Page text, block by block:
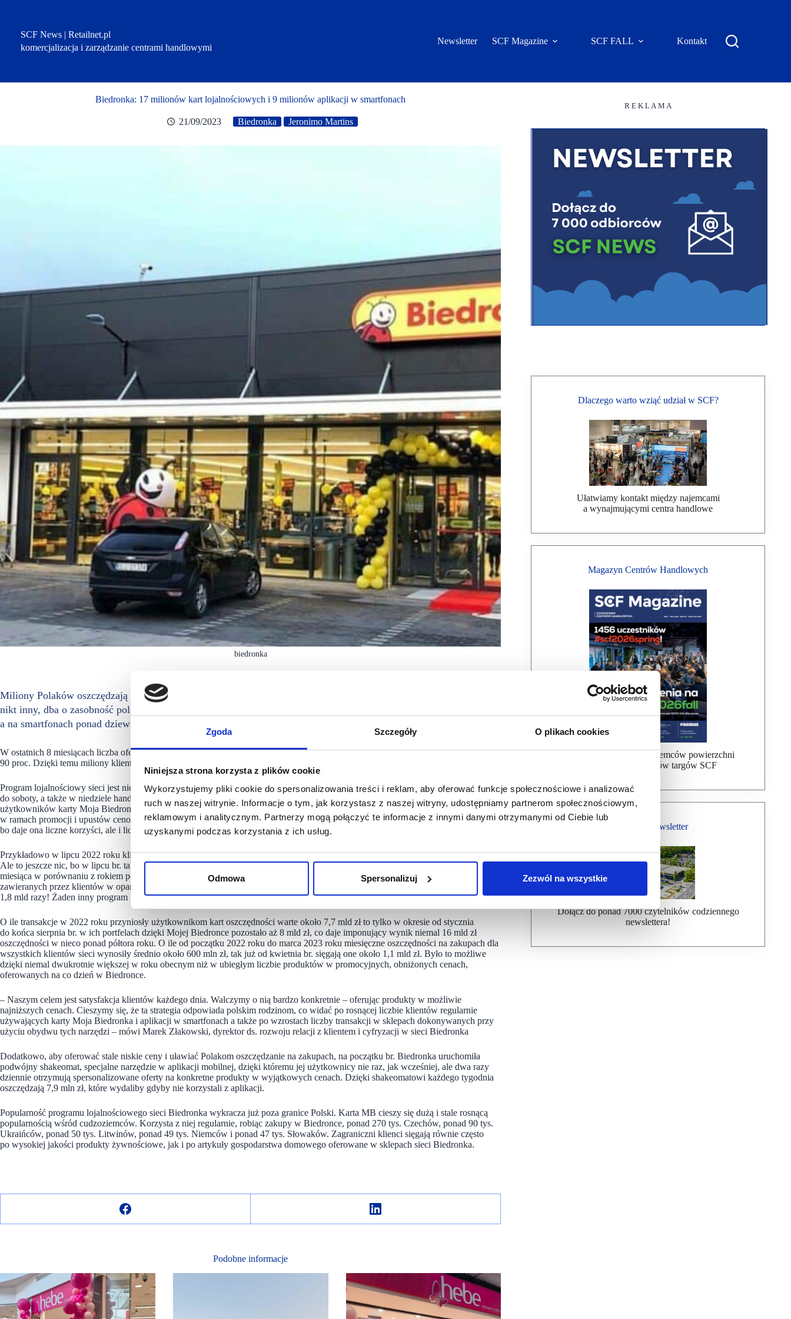
Zgoda Szczegóły O plikach cookies
Niniejsza strona korzysta z plików cookie
Wykorzystujemy pliki cookie do spersonalizowania treści i reklam, aby oferować funkcje społecznościowe i analizować
ruch w naszej witrynie. Informacje o tym, jak korzystasz z naszej witryny, udostępniamy partnerom społecznościowym,
reklamowym i analitycznym. Partnerzy mogą połączyć te informacje z innymi danymi otrzymanymi od Ciebie lub
uzyskanymi podczas korzystania z ich usług.
Odmowa Spersonalizuj Zezwól na wszystkie
SCF News | Retailnet.pl
komercjalizacja i zarządzanie centrami handlowymi
Newsletter SCF Magazine SCF FALL Kontakt
Biedronka: 17 milionów kart lojalnościowych i 9 milionów aplikacji w smartfonach
21/09/2023 Biedronka Jeronimo Martins
biedronka
Miliony Polaków oszczędzają miliardy złotych dzięki milionom kart Moja Biedronka. Biedronka konsekwentnie, jak
nikt inny, dba o zasobność polskich rodzin. Mają one w portfelach już ponad 17 milionów kart Moja Biedronka,
a na smartfonach ponad dziewięciu milionów osób działa aplikacja powiązana z kartą.
W ostatnich 8 miesiącach liczba ofert promocyjnych sieci, oferowanych posiadaczom karty i użytkownikom aplikacji wzrosła o ponad
90 proc. Dzięki temu miliony klientów zaoszczędziły na zakupach w Biedronce ponad 8 mld zł.
Program lojalnościowy sieci jest nie tylko największy w Polsce, ale daje również najwięcej korzyści. Każdego dnia, od poniedziałku
do soboty, a także w niedziele handlowe, sklepy sieci Biedronka na terenie całego kraju odwiedza ponad 5 mln klientów, w większości
użytkowników karty Moja Biedronka. W sieci Biedronka nie ma dnia, w którym nie byłoby setek produktów oferowanych klientom
w ramach promocji i upustów cenowych. Nie dziwi zatem fakt, że rośnie nie tylko liczba osób mających pod ręką tę ważną kartę,
bo daje ona liczne korzyści, ale i liczba transakcji w sklepach dokonywanych przez jej użyciu.
Przykładowo w lipcu 2022 roku klienci kupowali swoje ulubione produkty w Biedronce używając karty MB aż 85 mln razy.
Ale to jeszcze nic, bo w lipcu br. takich zakupów było już 101,5 mln, a w sierpniu br. już prawie 103 mln. W 2023 roku nie było
miesiąca w porównaniu z rokiem poprzednim, aby sieć Biedronka nie odnotowała wzrostów między 10 a 20 proc. w liczbie transakcji
zawieranych przez klientów w oparciu o kartę lojalnościową. Ogółem od stycznia 2022 r. klienci użyli karty Moja Biedronka ponad
1,8 mld razy! Żaden inny program lojalnościowy w Polsce nie cieszy się taką popularnością.
O ile transakcje w 2022 roku przyniosły użytkownikom kart oszczędności warte około 7,7 mld zł to tylko w okresie od stycznia
do końca sierpnia br. w ich portfelach dzięki Mojej Biedronce pozostało aż 8 mld zł, co daje imponujący wynik niemal 16 mld zł
oszczędności w nieco ponad półtora roku. O ile od początku 2022 roku do marca 2023 roku miesięczne oszczędności na zakupach dla
wszystkich klientów sieci wynosiły średnio około 600 mln zł, tak już od​ kwietnia br. sięgają one około 1,1 mld zł. Było to możliwe
dzięki niemal dwukrotnie większej w roku obecnym niż w ubiegłym liczbie produktów w promocyjnych, obniżonych cenach,
oferowanych na co dzień w Biedronce.
– Naszym celem jest satysfakcja klientów każdego dnia. Walczymy o nią bardzo konkretnie – oferując produkty w możliwie
najniższych cenach. Cieszymy się, że ta strategia odpowiada polskim rodzinom, co widać po rosnącej liczbie klientów regularnie
używających karty Moja Biedronka i aplikacji w smartfonach a także po wzrostach liczby transakcji w sklepach dokonywanych przy
użyciu obydwu tych narzędzi – mówi Marek Złakowski, dyrektor ds. rozwoju relacji z klientem i cyfryzacji w sieci Biedronka
Dodatkowo, aby oferować stale niskie ceny i uławiać Polakom oszczędzanie na zakupach, na początku br. Biedronka uruchomiła
podwójny shakeomat, specjalne narzędzie w aplikacji mobilnej, dzięki któremu jej użytkownicy nie raz, jak wcześniej, ale dwa razy
dziennie otrzymują spersonalizowane oferty na konkretne produkty w wyjątkowych cenach. Dzięki shakeomatowi każdego tygodnia
oszczędzają 7,9 mln zł, które wydaliby gdyby nie korzystali z aplikacji.
Popularność programu lojalnościowego sieci Biedronka wykracza już poza granice Polski. Karta MB cieszy się dużą i stale rosnącą
popularnością wśród cudzoziemców. Korzysta z niej regularnie, robiąc zakupy w Biedronce, ponad 270 tys. Czechów, ponad 90 tys.
Ukraińców, ponad 50 tys. Litwinów, ponad 49 tys. Niemców i ponad 47 tys. Słowaków. Zagraniczni klienci sięgają równie często
po wysokiej jakości produkty żywnościowe, jak i po artykuły gospodarstwa domowego oferowane w sklepach sieci Biedronka.
Podobne informacje
R E K L A M A
Dlaczego warto wziąć udział w SCF?
Ułatwiamy kontakt między najemcami
a wynajmującymi centra handlowe
Magazyn Centrów Handlowych
Bezpłatna wysyłka dla najemców powierzchni
handlowej, uczestników targów SCF
Bezpłatny Newsletter
Dołącz do ponad 7000 czytelników codziennego
newslettera!